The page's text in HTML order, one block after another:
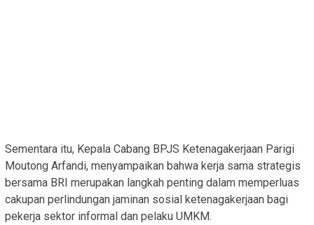
Sementara itu, Kepala Cabang BPJS Ketenagakerjaan Parigi
Moutong Arfandi, menyampaikan bahwa kerja sama strategis
bersama BRI merupakan langkah penting dalam memperluas
cakupan perlindungan jaminan sosial ketenagakerjaan bagi
pekerja sektor informal dan pelaku UMKM.